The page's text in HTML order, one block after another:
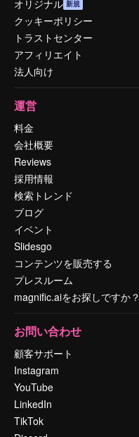
オリジナル 新規
クッキーポリシー
トラストセンター
アフィリエイト
法人向け
運営
料金
会社概要
Reviews
採用情報
検索トレンド
ブログ
イベント
Slidesgo
コンテンツを販売する
プレスルーム
magnific.aiをお探しですか？
お問い合わせ
顧客サポート
Instagram
YouTube
LinkedIn
TikTok